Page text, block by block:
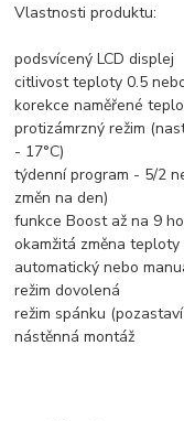
Vlastnosti produktu:
podsvícený LCD displej
citlivost teploty 0.5
korekce naměřené
protizámrzný režim
- 17°C)
týdenní program - 5/2
změn na den)
funkce Boost až na 9
okamžitá změna
automatický nebo
režim dovolená
režim spánku
nástěnná montáž